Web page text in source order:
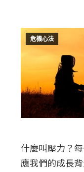
危機心法
什麼叫壓力？
應我們的成長